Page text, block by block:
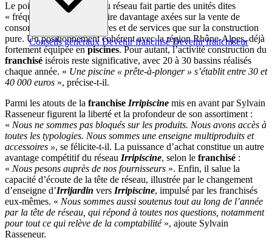
Conseils généraux Devenir franchisé Devenir franchiseur
Le point de vente isérois du réseau fait partie des unités dites
« fréquentation », c’est-à-dire davantage axées sur la vente de
consommables, d’accessoires et de services que sur la construction
pure. Un positionnement cohérent avec la région Rhône-Alpes, déjà
fortement équipée enpiscines. Pour autant, l’activité construction du
franchisé isérois reste significative, avec 20 à 30 bassins réalisés
chaque année. « Une piscine « prête-à-plonger » s’établit entre 30 et
40 000 euros », précise-t-il.
Parmi les atouts de la franchise Irripiscine mis en avant par Sylvain
Rasseneur figurent la liberté et la profondeur de son assortiment :
« Nous ne sommes pas bloqués sur les produits. Nous avons accès à
toutes les typologies. Nous sommes une enseigne multiproduits et
accessoires », se félicite-t-il. La puissance d’achat constitue un autre
avantage compétitif du réseau Irripiscine, selon le franchisé :
« Nous pesons auprès de nos fournisseurs ». Enfin, il salue la
capacité d’écoute de la tête de réseau, illustrée par le changement
d’enseigne d’Irrijardin vers Irripiscine, impulsé par les franchisés
eux-mêmes. « Nous sommes aussi soutenus tout au long de l’année
par la tête de réseau, qui répond à toutes nos questions, notamment
pour tout ce qui relève de la comptabilité », ajoute Sylvain
Rasseneur.